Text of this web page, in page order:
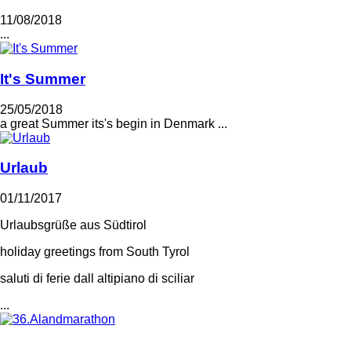
11/08/2018
...
It's Summer
25/05/2018
a great Summer its's begin in Denmark ...
Urlaub
01/11/2017
Urlaubsgrüße aus Südtirol
holiday greetings from South Tyrol
saluti di ferie dall altipiano di sciliar
...